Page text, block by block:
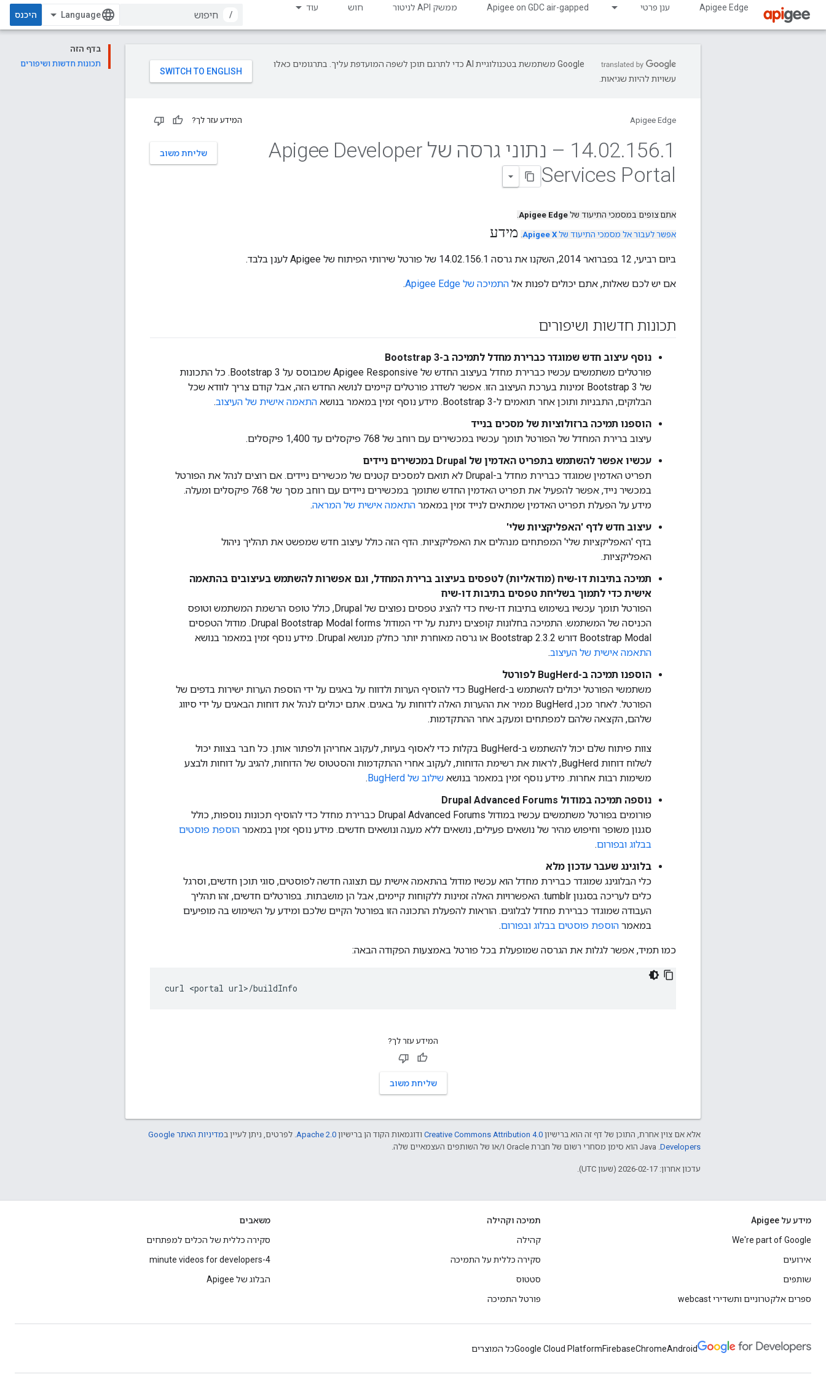
Apigee Edge ענן פרטי ‫Apigee on GDC air-gapped ממשק API לניטור חוש עוד
/ היכנס
בדף הזה
תכונות חדשות ושיפורים
‫Google משתמשת בטכנולוגיית AI כדי לתרגם תוכן לשפה המועדפת עליך. בתרגומים כאלו
עשויות להיות שגיאות.
Apigee Edge המידע עזר לך?
שליחת משוב 14.02.156.
1 – נתוני גרסה של Apigee Developer
Services Portal
אתם צופים במסמכי התיעוד של Apigee Edge
.
אפשר לעבור אל מסמכי התיעוד של Apigee X
. מידע
ביום רביעי, 12 בפברואר 2014, השקנו את גרסה 14.02.156.1 של פורטל שירותי הפיתוח של Apigee לענן בלבד.
אם יש לכם שאלות, אתם יכולים לפנות אל התמיכה של Apigee Edge .
תכונות חדשות ושיפורים
נוסף עיצוב חדש שמוגדר כברירת מחדל לתמיכה ב-Bootstrap 3
פורטלים משתמשים עכשיו כברירת מחדל בעיצוב החדש של Apigee Responsive שמבוסס על Bootstrap 3. כל התכונות
של Bootstrap 3 זמינות בערכת העיצוב הזו. אפשר לשדרג פורטלים קיימים לנושא החדש הזה, אבל קודם צריך לוודא שכל
הבלוקים, התבניות ותוכן אחר תואמים ל-Bootstrap 3. מידע נוסף זמין במאמר בנושא
התאמה אישית של העיצוב.
הוספנו תמיכה ברזולוציות של מסכים בנייד
עיצוב ברירת המחדל של הפורטל תומך עכשיו במכשירים עם רוחב של 768 פיקסלים עד 1,400 פיקסלים.
עכשיו אפשר להשתמש בתפריט האדמין של Drupal במכשירים ניידים
תפריט האדמין שמוגדר כברירת מחדל ב-Drupal לא תואם למסכים קטנים של מכשירים ניידים. אם רוצים לנהל את הפורטל
במכשיר נייד, אפשר להפעיל את תפריט האדמין החדש שתומך במכשירים ניידים עם רוחב מסך של 768 פיקסלים ומעלה.
מידע על הפעלת תפריט האדמין שמתאים לנייד זמין במאמר התאמה אישית של המראה.
עיצוב חדש לדף 'האפליקציות שלי'
בדף 'האפליקציות שלי' המפתחים מנהלים את האפליקציות. הדף הזה כולל עיצוב חדש שמפשט את תהליך ניהול
האפליקציות.
תמיכה בתיבות דו-שיח (מודאליות) לטפסים בעיצוב ברירת המחדל, וגם אפשרות להשתמש בעיצובים בהתאמה
אישית כדי לתמוך בשליחת טפסים בתיבות דו-שיח
הפורטל תומך עכשיו בשימוש בתיבות דו-שיח כדי להציג טפסים נפוצים של Drupal, כולל טופס הרשמת המשתמש וטופס
הכניסה של המשתמש. התמיכה בחלונות קופצים ניתנת על ידי המודול Drupal Bootstrap Modal forms. מודול הטפסים
Bootstrap Modal דורש Bootstrap 2.3.2 או גרסה מאוחרת יותר כחלק מנושא Drupal. מידע נוסף זמין במאמר בנושא
התאמה אישית של העיצוב.
הוספנו תמיכה ב-BugHerd לפורטל
משתמשי הפורטל יכולים להשתמש ב-BugHerd כדי להוסיף הערות ולדווח על באגים על ידי הוספת הערות ישירות בדפים של
הפורטל. לאחר מכן, BugHerd ממיר את ההערות האלה לדוחות על באגים. אתם יכולים לנהל את דוחות הבאגים על ידי סיווג
שלהם, הקצאה שלהם למפתחים ומעקב אחר ההתקדמות.
צוות פיתוח שלם יכול להשתמש ב-BugHerd בקלות כדי לאסוף בעיות, לעקוב אחריהן ולפתור אותן. כל חבר בצוות יכול
לשלוח דוחות BugHerd, לראות את רשימת הדוחות, לעקוב אחרי ההתקדמות והסטטוס של הדוחות, להגיב על דוחות ולבצע
משימות רבות אחרות. מידע נוסף זמין במאמר בנושא שילוב של BugHerd
.
נוספה תמיכה במודול Drupal Advanced Forums
פורומים בפורטל משתמשים עכשיו במודול Drupal Advanced Forums כברירת מחדל כדי להוסיף תכונות נוספות, כולל
סגנון משופר וחיפוש מהיר של נושאים פעילים, נושאים ללא מענה ונושאים חדשים. מידע נוסף זמין במאמר הוספת פוסטים
בבלוג ובפורום.
בלוגינג שעבר עדכון מלא
כלי הבלוגינג שמוגדר כברירת מחדל הוא עכשיו מודול בהתאמה אישית עם תצוגה חדשה לפוסטים, סוגי תוכן חדשים, וסרגל
כלים לעריכה בסגנון tumblr. האפשרויות האלה זמינות ללקוחות קיימים, אבל הן מושבתות. בפורטלים חדשים, זהו תהליך
העבודה שמוגדר כברירת מחדל לבלוגים. הוראות להפעלת התכונה הזו בפורטל הקיים שלכם ומידע על השימוש בה מופיעים
במאמר הוספת פוסטים בבלוג ובפורום.
כמו תמיד, אפשר לגלות את הגרסה שמופעלת בכל פורטל באמצעות הפקודה הבאה:
curl <portal url>/buildInfo
המידע עזר לך?
שליחת משוב
אלא אם צוין אחרת, התוכן של דף זה הוא ברישיון Creative Commons Attribution 4.0 ודוגמאות הקוד הן ברישיון Apache 2.0. לפרטים, ניתן לעיין ב
מדיניות האתר Google
Developers‏.‏ Java הוא סימן מסחרי רשום של חברת Oracle ו/או של השותפים העצמאיים שלה.
עדכון אחרון: 2026-02-17 (שעון UTC).
מידע על Apigee
We're part of Google
אירועים
שותפים
ספרים אלקטרוניים ותשדירי webcast
תמיכה וקהילה
קהילה
סקירה כללית על התמיכה
סטטוס
פורטל התמיכה
משאבים
סקירה כללית של הכלים למפתחים
4-minute videos for developers
הבלוג של Apigee
Android
Chrome
Firebase
Google Cloud Platformכל המוצרים